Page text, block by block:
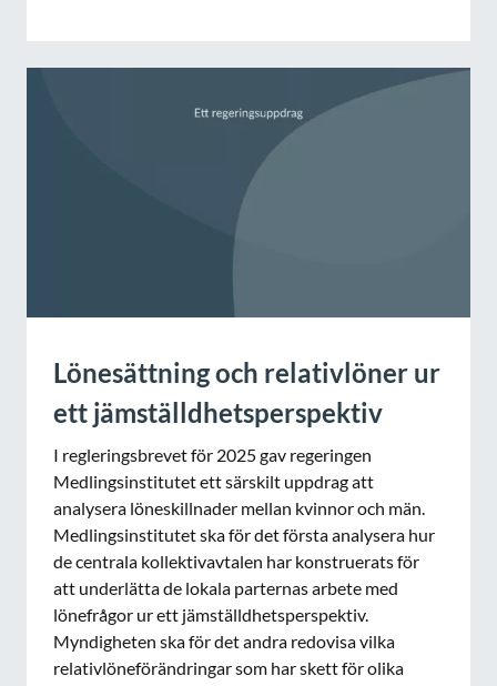
Lönesättning och relativlöner ur
ett jämställdhetsperspektiv
I regleringsbrevet för 2025 gav regeringen
Medlingsinstitutet ett särskilt uppdrag att
analysera löneskillnader mellan kvinnor och män.
Medlingsinstitutet ska för det första analysera hur
de centrala kollektivavtalen har konstruerats för
att underlätta de lokala parternas arbete med
lönefrågor ur ett jämställdhetsperspektiv.
Myndigheten ska för det andra redovisa vilka
relativlöneförändringar som har skett för olika